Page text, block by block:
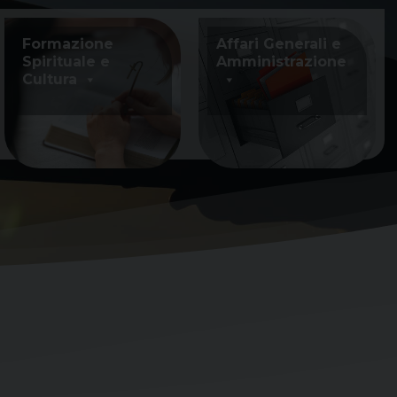
Formazione
Spirituale e
Cultura
Affari Generali e
Amministrazione